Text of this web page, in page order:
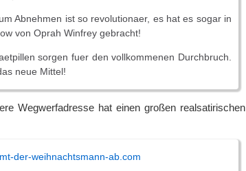
Abnehmen ist so revolutionaer, es hat es sogar in
von Oprah Winfrey gebracht!
sorgen fuer den vollkommenen Durchbruch.
neue Mittel!
Wegwerfadresse hat einen großen realsatirischen
der-weihnachtsmann-ab.com